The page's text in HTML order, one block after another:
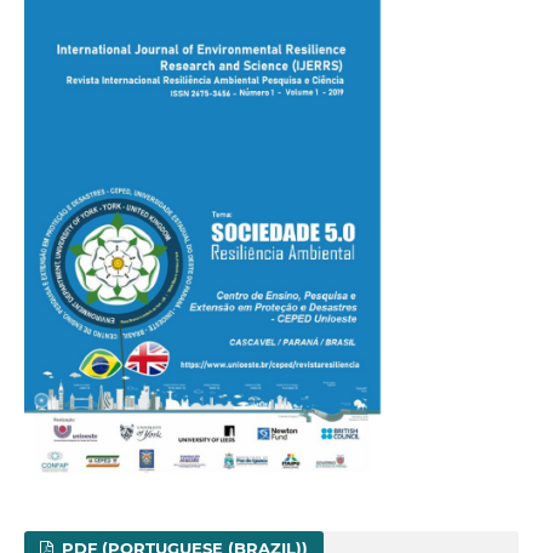
PDF (PORTUGUESE (BRAZIL))